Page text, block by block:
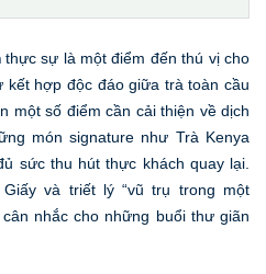
thực sự là một điểm đến thú vị cho
kết hợp độc đáo giữa trà toàn cầu
một số điểm cần cải thiện về dịch
món signature như Trà Kenya
sức thu hút thực khách quay lại.
và triết lý “vũ trụ trong một
nhắc cho những buổi thư giãn